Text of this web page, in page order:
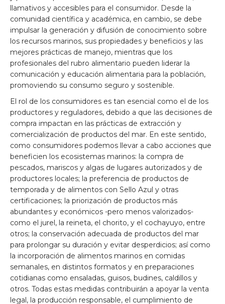
llamativos y accesibles para el consumidor. Desde la
comunidad científica y académica, en cambio, se debe
impulsar la generación y difusión de conocimiento sobre
los recursos marinos, sus propiedades y beneficios y las
mejores prácticas de manejo, mientras que los
profesionales del rubro alimentario pueden liderar la
comunicación y educación alimentaria para la población,
promoviendo su consumo seguro y sostenible.
El rol de los consumidores es tan esencial como el de los
productores y reguladores, debido a que las decisiones de
compra impactan en las prácticas de extracción y
comercialización de productos del mar. En este sentido,
como consumidores podemos llevar a cabo acciones que
beneficien los ecosistemas marinos: la compra de
pescados, mariscos y algas de lugares autorizados y de
productores locales; la preferencia de productos de
temporada y de alimentos con Sello Azul y otras
certificaciones; la priorización de productos más
abundantes y económicos -pero menos valorizados-
como el jurel, la reineta, el chorito, y el cochayuyo, entre
otros; la conservación adecuada de productos del mar
para prolongar su duración y evitar desperdicios; así como
la incorporación de alimentos marinos en comidas
semanales, en distintos formatos y en preparaciones
cotidianas como ensaladas, guisos, budines, caldillos y
otros. Todas estas medidas contribuirán a apoyar la venta
legal, la producción responsable, el cumplimiento de